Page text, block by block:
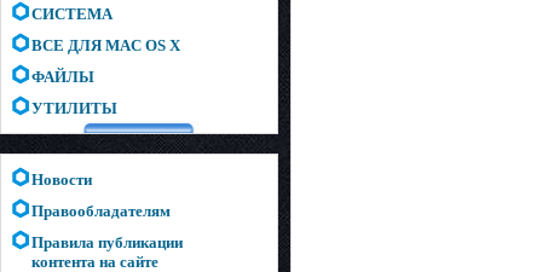
СИСТЕМА
ВСЕ ДЛЯ MAC OS X
ФАЙЛЫ
УТИЛИТЫ
Новости
Правообладателям
Правила публикации
контента на сайте